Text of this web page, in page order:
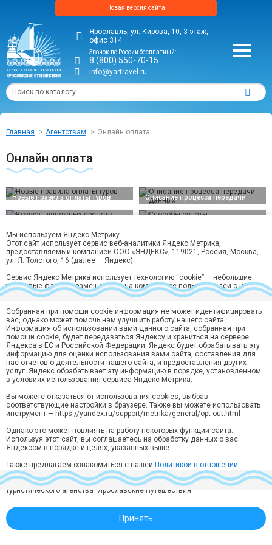
Новая версия сайта
Ярославль, ул. Кирова, 10, 3 этаж,
офис 314
Звонок по России бесплатный:
8 (800) 550-70-15
info@yartravel.ru
Мы используем Яндекс Метрику
Этот сайт использует сервис веб-аналитики Яндекс Метрика,
предоставляемый компанией ООО «ЯНДЕКС», 119021, Россия, Москва,
ул. Л. Толстого, 16 (далее — Яндекс).
Сервис Яндекс Метрика использует технологию “cookie” — небольшие
текстовые файлы, размещаемые на компьютере пользователей с целью
анализа их пользовательской активности.
Собранная при помощи cookie информация не может идентифицировать
вас, однако может помочь нам улучшить работу нашего сайта.
Информация об использовании вами данного сайта, собранная при
помощи cookie, будет передаваться Яндексу и храниться на сервере
Яндекса в ЕС и Российской Федерации. Яндекс будет обрабатывать эту
информацию для оценки использования вами сайта, составления для
нас отчетов о деятельности нашего сайта, и предоставления других
услуг. Яндекс обрабатывает эту информацию в порядке, установленном
в условиях использования сервиса Яндекс Метрика.
Вы можете отказаться от использования cookies, выбрав
соответствующие настройки в браузере. Также вы можете использовать
инструмент — https://yandex.ru/support/metrika/general/opt-out.html
Однако это может повлиять на работу некоторых функций сайта.
Используя этот сайт, вы соглашаетесь на обработку данных о вас
Яндексом в порядке и целях, указанных выше.
Также предлагаем ознакомиться с нашей Политикой в отношении
обработки персональных данныхи политика конфиденциальности. С
уважением к Вам и вашей личной информации, руководство
туристического агенства "Ярославские Путешествия"
Принять
Главная Агентствам Онлайн оплата
Онлайн оплата
Новые правила оплаты туров
Описание процесса передачи
данных
Хотите быть в курсе лучших предложений?
Подпишитесь на рассылку горящий туров и спецпредложений
Подписаться
Нажимая кнопку “Подписаться“ вы соглашаетесь наобработку
персональных данныхв соответствии сПолитикой конфиденциальности
Ярославль, ул. Кирова, 10, 3 этаж, офис 314
Звонок по России бесплатный:
8 (800) 550-70-15
info@yartravel.ru
Реестровый номер ВНТ 003426 в Едином федеральном реестре туроператоров.